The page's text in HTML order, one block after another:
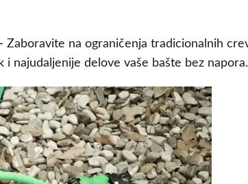
Zaboravite na ograničenja tradicionalnih
i najudaljenije delove vaše bašte bez napora.